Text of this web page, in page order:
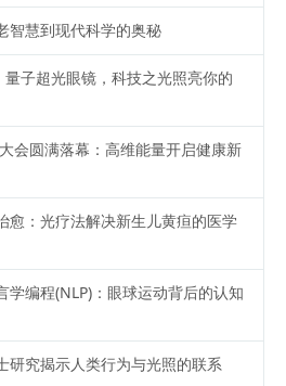
智慧到现代科学的奥秘
量子超光眼镜，科技之光照亮你的
会圆满落幕：高维能量开启健康新
愈：光疗法解决新生儿黄疸的医学
学编程(NLP)：眼球运动背后的认知
研究揭示人类行为与光照的联系